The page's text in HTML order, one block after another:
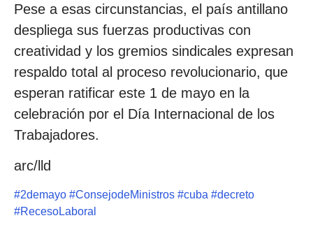
Pese a esas circunstancias, el país antillano
despliega sus fuerzas productivas con
creatividad y los gremios sindicales expresan
respaldo total al proceso revolucionario, que
esperan ratificar este 1 de mayo en la
celebración por el Día Internacional de los
Trabajadores.
arc/lld
#2demayo #ConsejodeMinistros #cuba #decreto
#RecesoLaboral